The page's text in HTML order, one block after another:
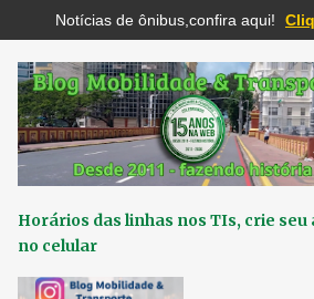
Pular para o conteúdo
Horários das linhas nos TIs, crie seu
no celular
Notícias de ônibus,confira aqui!